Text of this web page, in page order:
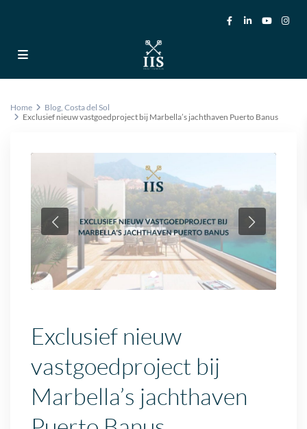
Home Blog,Costa del Sol
Exclusief nieuw vastgoedproject bij Marbella’s jachthaven Puerto Banus
Exclusief nieuw
vastgoedproject bij
Marbella’s jachthaven